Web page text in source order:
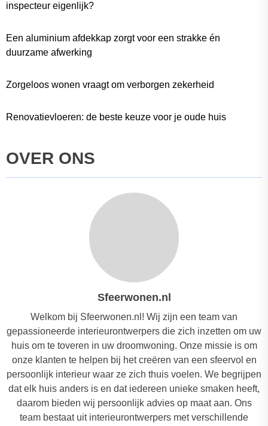
inspecteur eigenlijk?
Een aluminium afdekkap zorgt voor een strakke én
duurzame afwerking
Zorgeloos wonen vraagt om verborgen zekerheid
Renovatievloeren: de beste keuze voor je oude huis
OVER ONS
Sfeerwonen.nl
Welkom bij Sfeerwonen.nl! Wij zijn een team van
gepassioneerde interieurontwerpers die zich inzetten om uw
huis om te toveren in uw droomwoning. Onze missie is om
onze klanten te helpen bij het creëren van een sfeervol en
persoonlijk interieur waar ze zich thuis voelen. We begrijpen
dat elk huis anders is en dat iedereen unieke smaken heeft,
daarom bieden wij persoonlijk advies op maat aan. Ons
team bestaat uit interieurontwerpers met verschillende